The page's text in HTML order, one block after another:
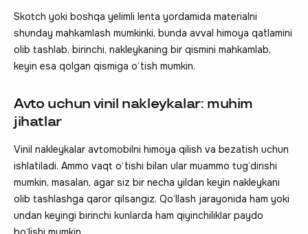
Skotch yoki boshqa yelimli lenta yordamida materialni
shunday mahkamlash mumkinki, bunda avval himoya qatlamini
olib tashlab, birinchi, nakleykaning bir qismini mahkamlab,
keyin esa qolgan qismiga o‘tish mumkin.
Avto uchun vinil nakleykalar: muhim
jihatlar
Vinil nakleykalar avtomobilni himoya qilish va bezatish uchun
ishlatiladi. Ammo vaqt o‘tishi bilan ular muammo tug‘dirishi
mumkin, masalan, agar siz bir necha yildan keyin nakleykani
olib tashlashga qaror qilsangiz. Qo‘llash jarayonida ham yoki
undan keyingi birinchi kunlarda ham qiyinchiliklar paydo